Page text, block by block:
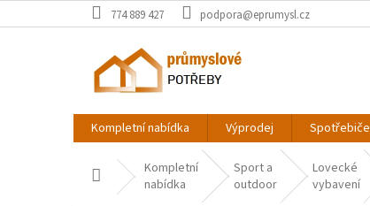
na
774 889 427 podpora@eprumysl.cz
Kompletní nabídka Výprodej Spotřebiče
Domů Kompletní
nabídka
Sport a
outdoor
Lovecké
vybavení